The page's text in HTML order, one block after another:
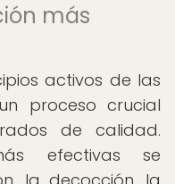
más
activos de las
proceso crucial
de calidad.
efectivas se